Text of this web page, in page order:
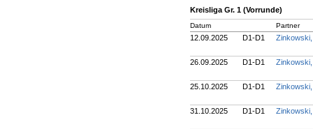
Kreisliga Gr. 1 (Vorrunde)
Datum Partner
12.09.2025 D1-D1
26.09.2025 D1-D1
25.10.2025 D1-D1
31.10.2025 D1-D1